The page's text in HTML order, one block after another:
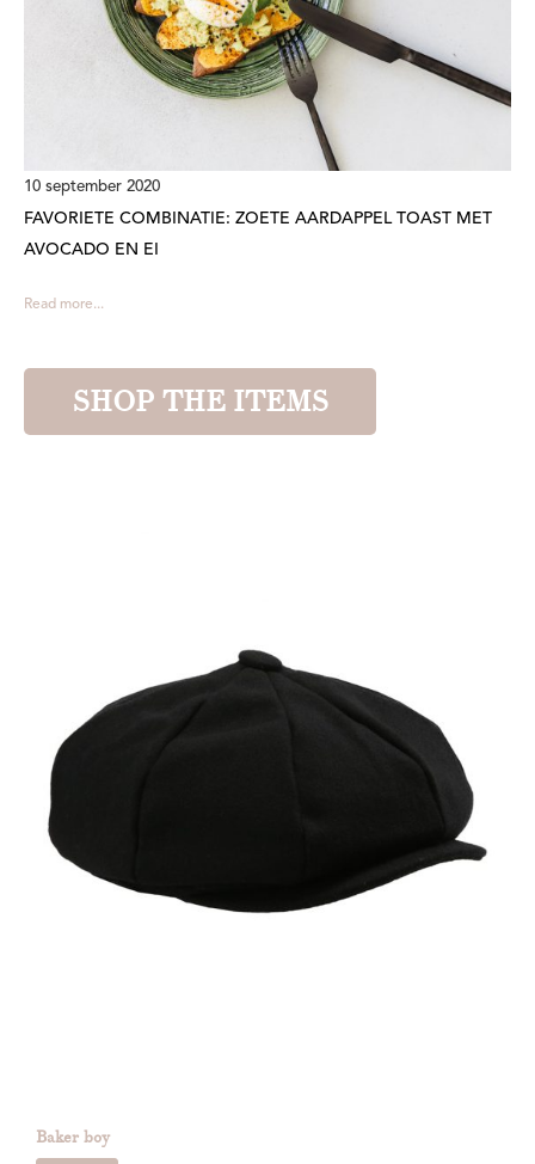
10 september 2020
FAVORIETE COMBINATIE: ZOETE AARDAPPEL TOAST MET
AVOCADO EN EI
Read more...
SHOP THE ITEMS
Baker boy